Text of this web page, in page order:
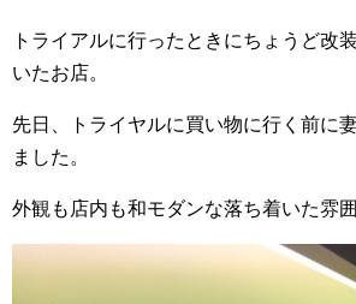
トライアルに行ったときにちょうど改
いたお店。
先日、トライヤルに買い物に行く前に
ました。
外観も店内も和モダンな落ち着いた雰囲